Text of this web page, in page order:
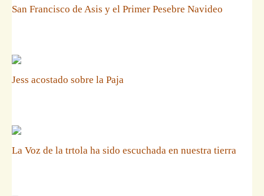
San Francisco de Asis y el Primer Pesebre Navideo
Jess acostado sobre la Paja
La Voz de la trtola ha sido escuchada en nuestra tierra